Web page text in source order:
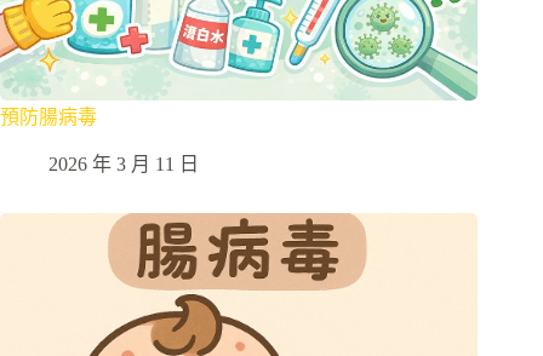
預防腸病毒
2026 年 3 月 11 日